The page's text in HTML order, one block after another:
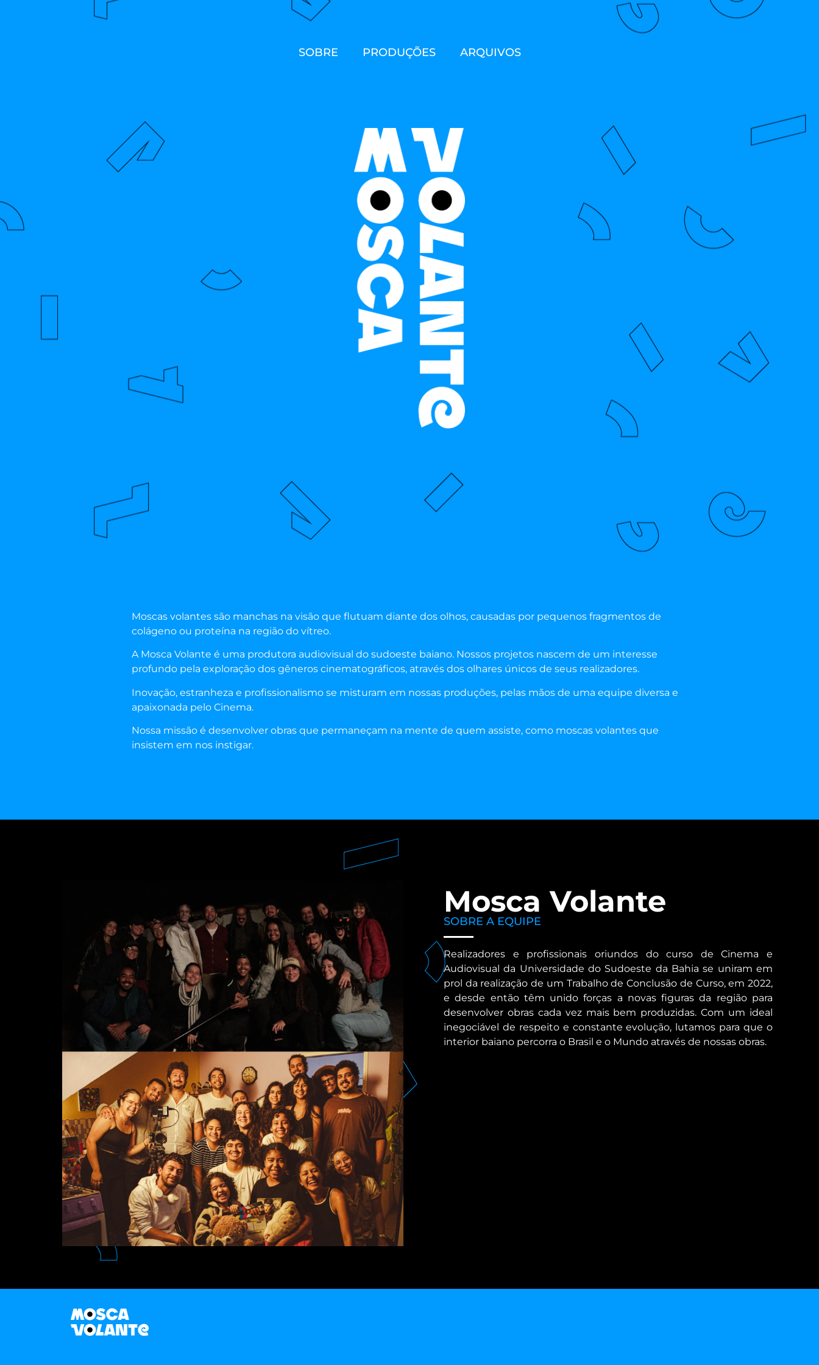
SOBRE PRODUÇÕES ARQUIVOS
Moscas volantes são manchas na visão que flutuam diante dos olhos, causadas por pequenos fragmentos de
colágeno ou proteína na região do vítreo.
A Mosca Volante é uma produtora audiovisual do sudoeste baiano. Nossos projetos nascem de um interesse
profundo pela exploração dos gêneros cinematográficos, através dos olhares únicos de seus realizadores.
Inovação, estranheza e profissionalismo se misturam em nossas produções, pelas mãos de uma equipe diversa e
apaixonada pelo Cinema.
Nossa missão é desenvolver obras que permaneçam na mente de quem assiste, como moscas volantes que
insistem em nos instigar.
Mosca Volante
SOBRE A EQUIPE
Realizadores e profissionais oriundos do curso de Cinema e
Audiovisual da Universidade do Sudoeste da Bahia se uniram em
prol da realização de um Trabalho de Conclusão de Curso, em 2022,
e desde então têm unido forças a novas figuras da região para
desenvolver obras cada vez mais bem produzidas. Com um ideal
inegociável de respeito e constante evolução, lutamos para que o
interior baiano percorra o Brasil e o Mundo através de nossas obras.